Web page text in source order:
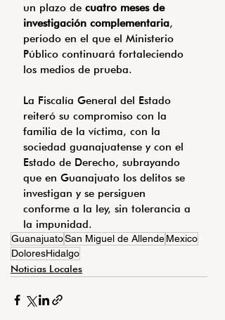
un plazo de cuatro meses de
investigación complementaria,
periodo en el que el Ministerio
Público continuará fortaleciendo
los medios de prueba.
La Fiscalía General del Estado
reiteró su compromiso con la
familia de la víctima, con la
sociedad guanajuatense y con el
Estado de Derecho, subrayando
que en Guanajuato los delitos se
investigan y se persiguen
conforme a la ley, sin tolerancia a
la impunidad.
GuanajuatoSan Miguel de AllendeMexico
DoloresHidalgo
Noticias Locales